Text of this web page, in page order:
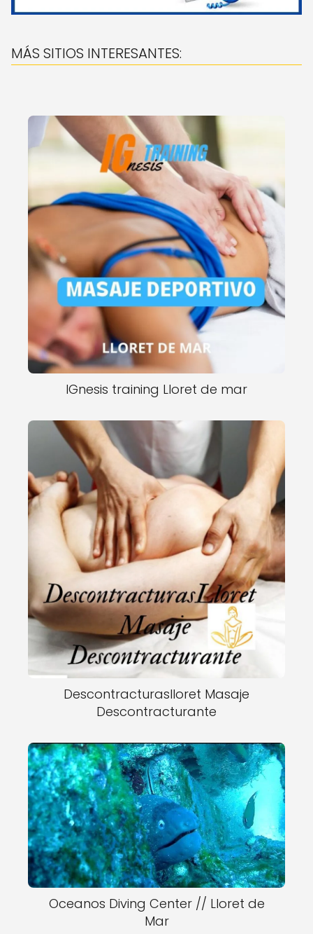
MÁS SITIOS INTERESANTES:
IGnesis training Lloret de mar
Descontracturaslloret Masaje
Descontracturante
Oceanos Diving Center // Lloret de
Mar